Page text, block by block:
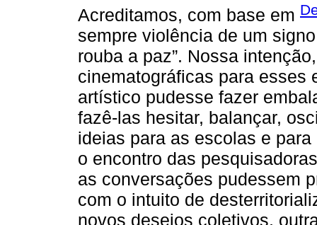
Acreditamos, com base em
sempre violência de um
rouba a paz”. Nossa
cinematográficas para esses
artístico pudesse fazer
fazê-las hesitar, balançar,
ideias para as escolas e
o encontro das
as conversações pudessem
com o intuito de
novos desejos coletivos,